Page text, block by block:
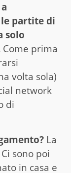
partite di
solo
Come prima
volta sola)
network
di
La
sono poi
in casa e